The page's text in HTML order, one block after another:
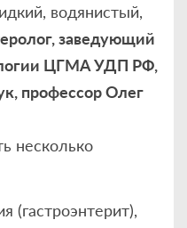
водянистый,
заведующий
ЦГМА УДП РФ,
профессор Олег
несколько
(гастроэнтерит),